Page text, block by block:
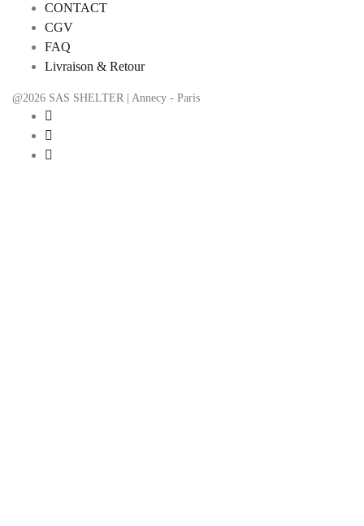
CONTACT
CGV
FAQ
Livraison & Retour
@2026 SAS SHELTER | Annecy - Paris